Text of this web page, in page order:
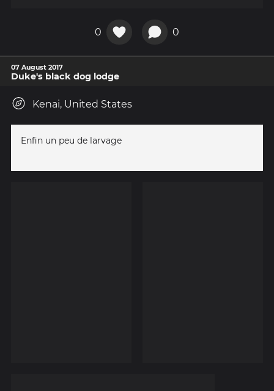
0 0
07 August 2017
Duke's black dog lodge
Kenai, United States
Enfin un peu de larvage